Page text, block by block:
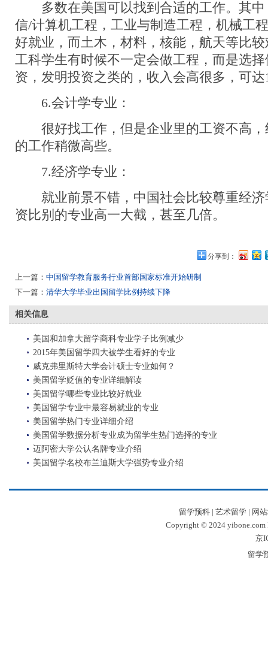
多数在美国可以找到合适的工作。其中
信/计算机工程，工业与制造工程，机械工
好就业，而土木，材料，核能，航天等比
工科学生有时候不一定会做工程，而是选
资，发明投资之类的，收入会高很多，可
6.会计学专业：
很好找工作，但是企业里的工资不高，
的工作稍微高些。
7.经济学专业：
就业前景不错，中国社会比较尊重经济
资比别的专业高一大截，甚至几倍。
分享到：
上一篇： 中国留学教育服务行业首部国家标准开始研制
下一篇： 清华大学毕业出国留学比例持续下降
相关信息
美国和加拿大留学商科专业学子比例减少
2015年美国留学四大被学生看好的专业
威克弗里斯特大学会计硕士专业如何？
美国留学贬值的专业详细解读
美国留学哪些专业比较好就业
美国留学专业中最容易就业的专业
美国留学热门专业详细介绍
美国留学数据分析专业成为留学生热门选择的专业
迈阿密大学公认名牌专业介绍
美国留学名校布兰迪斯大学强势专业介绍
留学预科| 艺术留学| 网
Copyright © 2024 yibone.com
京
留学